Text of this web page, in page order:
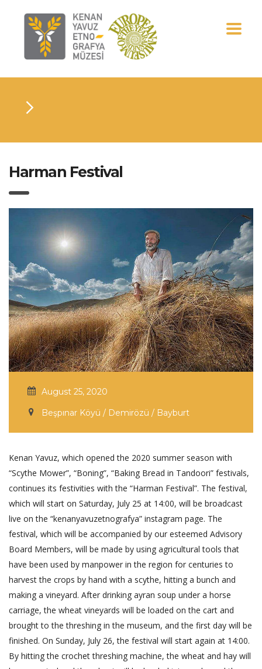
Harman Festival
August 25, 2020
Beşpınar Köyü / Demirözü / Bayburt
Kenan Yavuz, which opened the 2020 summer season with
“Scythe Mower”, “Boning”, “Baking Bread in Tandoori” festivals,
continues its festivities with the “Harman Festival”. The festival,
which will start on Saturday, July 25 at 14:00, will be broadcast
live on the “kenanyavuzetnografya” instagram page. The
festival, which will be accompanied by our esteemed Advisory
Board Members, will be made by using agricultural tools that
have been used by manpower in the region for centuries to
harvest the crops by hand with a scythe, hitting a bunch and
making a vineyard. After drinking ayran soup under a horse
carriage, the wheat vineyards will be loaded on the cart and
brought to the threshing in the museum, and the first day will be
finished. On Sunday, July 26, the festival will start again at 14:00.
By hitting the crochet threshing machine, the wheat and hay will